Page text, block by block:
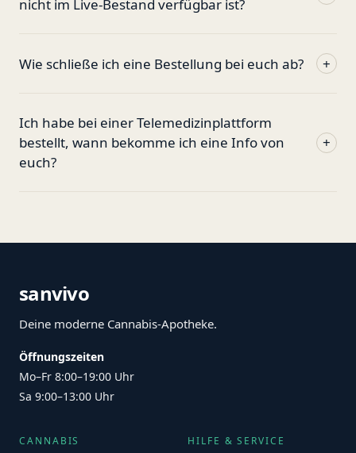
nicht im Live-Bestand verfügbar ist?
Wie schließe ich eine Bestellung bei euch ab? +
Ich habe bei einer Telemedizinplattform
bestellt, wann bekomme ich eine Info von
euch?
+
sanvivo
Deine moderne Cannabis-Apotheke.
Öffnungszeiten
Mo–Fr 8:00–19:00 Uhr
Sa 9:00–13:00 Uhr
CANNABIS HILFE & SERVICE